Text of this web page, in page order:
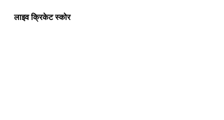
लाइव क्रिकेट स्कोर